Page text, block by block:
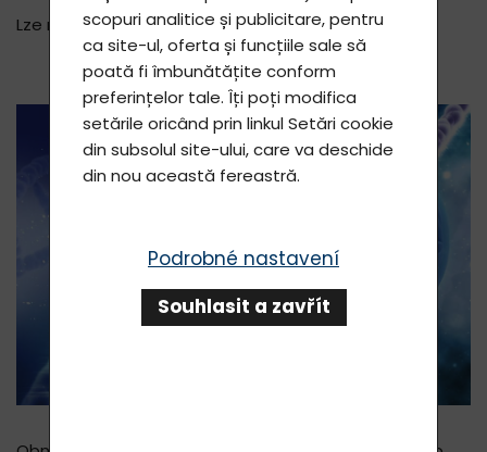
Lze regenerovat mozek?
scopuri analitice și publicitare, pentru
ca site-ul, oferta și funcțiile sale să
poată fi îmbunătățite conform
preferințelor tale. Îți poți modifica
setările oricând prin linkul Setări cookie
din subsolul site-ului, care va deschide
din nou această fereastră.
Podrobné nastavení
Souhlasit a zavřít